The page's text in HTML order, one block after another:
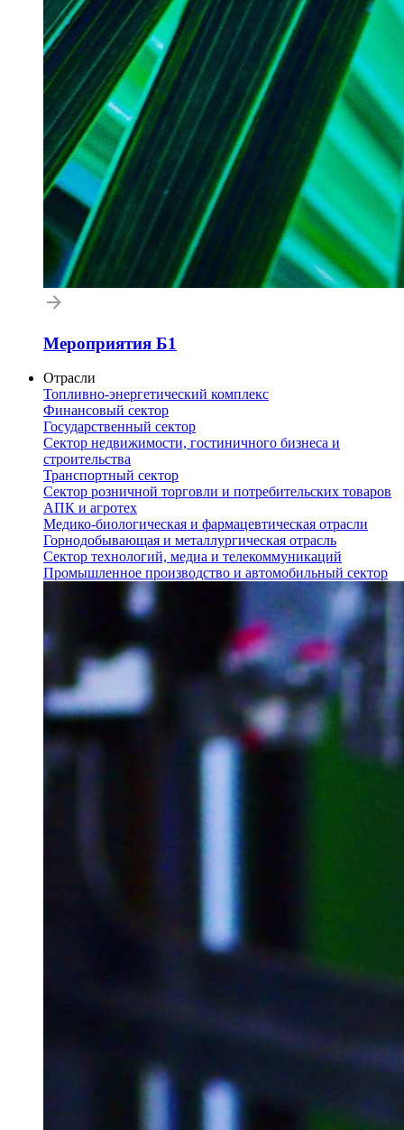
Мероприятия Б1
Отрасли
Топливно-энергетический комплекс
Финансовый сектор
Государственный сектор
Сектор недвижимости, гостиничного бизнеса и
строительства
Транспортный сектор
Сектор розничной торговли и потребительских товаров
АПК и агротех
Медико-биологическая и фармацевтическая отрасли
Горнодобывающая и металлургическая отрасль
Сектор технологий, медиа и телекоммуникаций
Промышленное производство и автомобильный сектор